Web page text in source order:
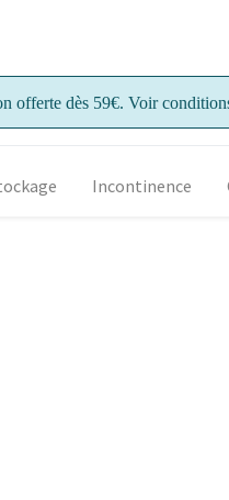
offerte dès 59€. Voir
Incontinence